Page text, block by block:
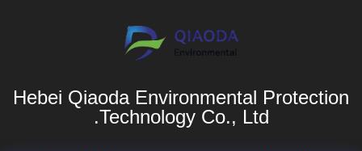
Hebei Qiaoda Environmental Protection
Technology Co., Ltd.